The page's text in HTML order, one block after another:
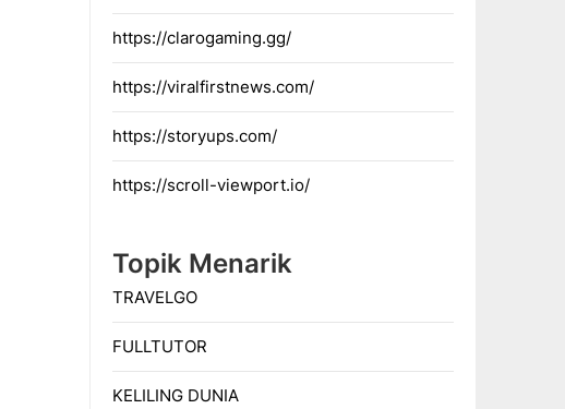
https://clarogaming.gg/
https://viralfirstnews.com/
https://storyups.com/
https://scroll-viewport.io/
Topik Menarik
TRAVELGO
FULLTUTOR
KELILING DUNIA